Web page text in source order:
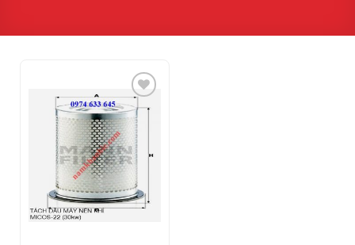
Add to
Wishlist